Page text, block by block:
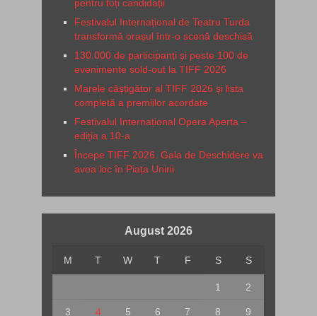
pentru toți candidații
Festivalul Internațional de Teatru Turda
transformă orașul într-o scenă deschisă
130.000 de participanți și peste 100 de
evenimente sold-out la TIFF 2026
Marele câștigător al TIFF 2026 și lista
completă a premiilor acordate
Festivalul Internațional Opera Aperta –
ediția a 10-a
Începe TIFF 2026. Gala de Deschidere va
avea loc în Piața Unirii
August 2026
M T W T F S S
1 2
3 4 5 6 7 8 9